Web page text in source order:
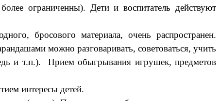
ограниченны). Дети и воспитатель действуют
бросового материала, очень распространен.
можно разговаривать, советоваться, учить
и т.п.). Прием обыгрывания игрушек, предметов
интересы детей.